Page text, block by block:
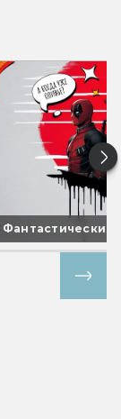
Фантастические